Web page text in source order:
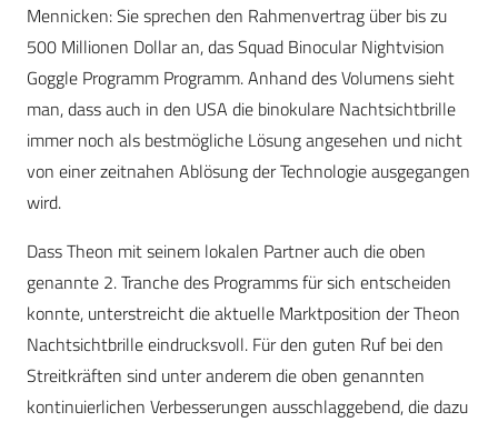
Mennicken:Sie sprechen den Rahmenvertrag über bis zu
500 Millionen Dollar an, das Squad Binocular Nightvision
Goggle Programm Programm. Anhand des Volumens sieht
man, dass auch in den USA die binokulare Nachtsichtbrille
immer noch als bestmögliche Lösung angesehen und nicht
von einer zeitnahen Ablösung der Technologie ausgegangen
wird.
Dass Theon mit seinem lokalen Partner auch die oben
genannte 2. Tranche des Programms für sich entscheiden
konnte, unterstreicht die aktuelle Marktposition der Theon
Nachtsichtbrille eindrucksvoll. Für den guten Ruf bei den
Streitkräften sind unter anderem die oben genannten
kontinuierlichen Verbesserungen ausschlaggebend, die dazu